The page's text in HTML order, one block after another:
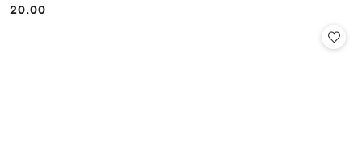
Cena:
20.00